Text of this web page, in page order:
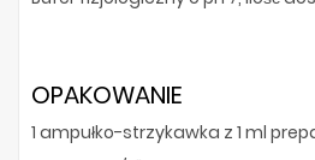
OPAKOWANIE
1 ampułko-strzykawka z 1 ml